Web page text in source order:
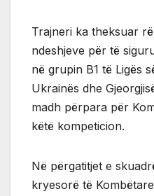
Trajneri ka theksuar
ndeshjeve për të
në grupin B1 të Ligës
Ukrainës dhe
madh përpara për
këtë kompeticion.
Në përgatitjet e
kryesorë të